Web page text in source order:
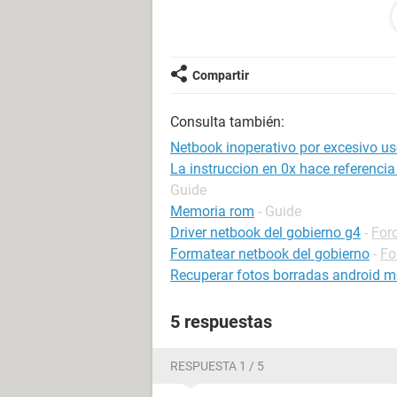
..cosa que ya había hecho con mi
Lo que pasa es que su pc, cosa
desconocimiento procedí a realizar
alcance) de resolverlo.La CPU
que impide su funcionamiento. He
soluciona el problema..
Agradecería vuestra ayuda
Compartir
Consulta también:
Netbook inoperativo por excesivo
La instruccion en 0x hace
Guide
Memoria rom - Guide
Driver netbook del gobierno g4 -
Formatear netbook del gobierno -
Recuperar fotos borradas android
5 respuestas
RESPUESTA 1 / 5